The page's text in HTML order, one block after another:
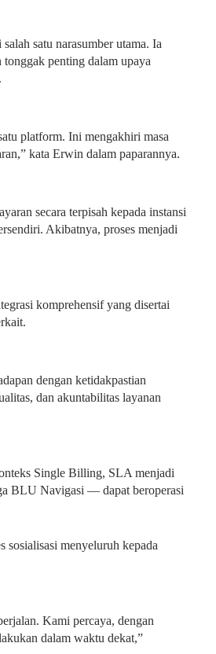
satu narasumber utama. Ia
penting dalam upaya
platform. Ini mengakhiri masa
kata Erwin dalam paparannya.
secara terpisah kepada instansi
Akibatnya, proses menjadi
komprehensif yang disertai
dengan ketidakpastian
dan akuntabilitas layanan
Single Billing, SLA menjadi
BLU Navigasi — dapat beroperasi
sosialisasi menyeluruh kepada
Kami percaya, dengan
dalam waktu dekat,”